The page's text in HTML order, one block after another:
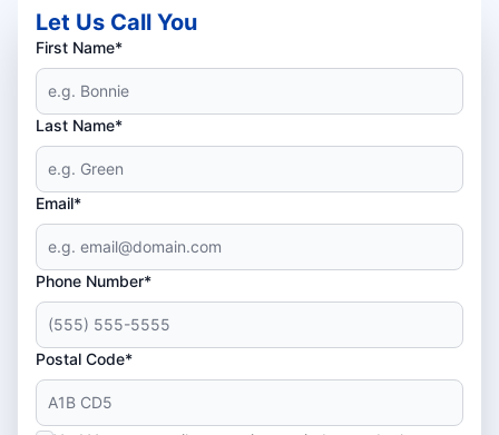
Let Us Call You
First Name*
Last Name*
Email*
Phone Number*
Postal Code*